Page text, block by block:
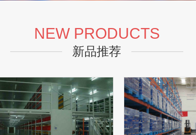
NEW PRODUCTS
新品推荐